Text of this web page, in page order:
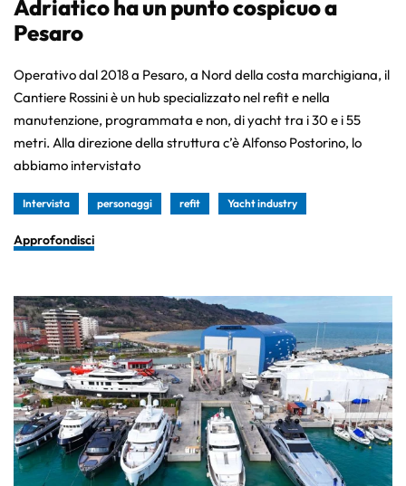
Adriatico ha un punto cospicuo a
Pesaro
Operativo dal 2018 a Pesaro, a Nord della costa marchigiana, il
Cantiere Rossini è un hub specializzato nel refit e nella
manutenzione, programmata e non, di yacht tra i 30 e i 55
metri. Alla direzione della struttura c’è Alfonso Postorino, lo
abbiamo intervistato
Intervista personaggi refit Yacht industry
Approfondisci